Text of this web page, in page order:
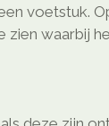
voetstuk.
waarbij